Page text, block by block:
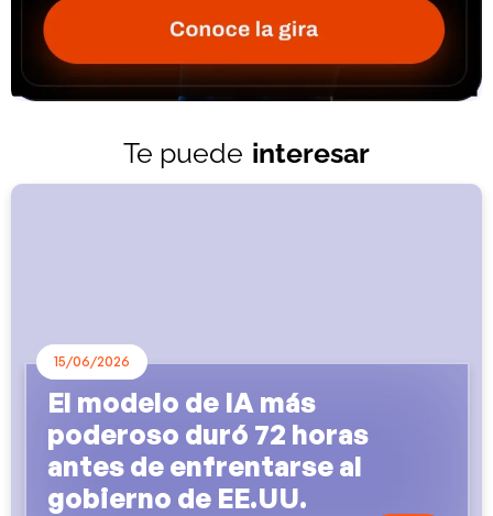
Te puede interesar
15/06/2026
El modelo de IA más
poderoso duró 72 horas
antes de enfrentarse al
gobierno de EE.UU.